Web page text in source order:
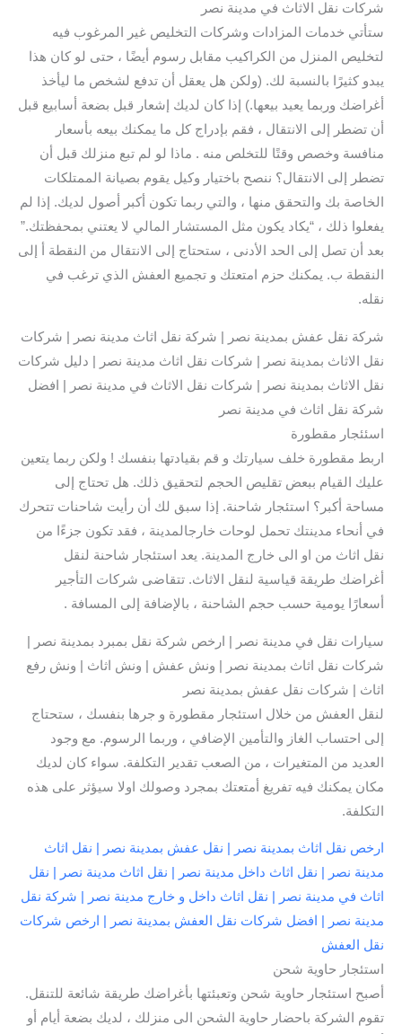
شركات نقل الاثاث في مدينة نصر
ستأتي خدمات المزادات وشركات التخليص غير المرغوب فيه
لتخليص المنزل من الكراكيب مقابل رسوم أيضًا ، حتى لو كان هذا
يبدو كثيرًا بالنسبة لك. (ولكن هل يعقل أن تدفع لشخص ما ليأخذ
أغراضك وربما يعيد بيعها.) إذا كان لديك إشعار قبل بضعة أسابيع قبل
أن تضطر إلى الانتقال ، فقم بإدراج كل ما يمكنك بيعه بأسعار
منافسة وخصص وقتًا للتخلص منه . ماذا لو لم تبع منزلك قبل أن
تضطر إلى الانتقال؟ ننصح باختيار وكيل يقوم بصيانة الممتلكات
الخاصة بك والتحقق منها ، والتي ربما تكون أكبر أصول لديك. إذا لم
يفعلوا ذلك ، “يكاد يكون مثل المستشار المالي لا يعتني بمحفظتك.”
بعد أن تصل إلى الحد الأدنى ، ستحتاج إلى الانتقال من النقطة أ إلى
النقطة ب. يمكنك حزم امتعتك و تجميع العفش الذي ترغب في
نقله.
شركة نقل عفش بمدينة نصر | شركة نقل اثاث مدينة نصر | شركات
نقل الاثاث بمدينة نصر | شركات نقل اثاث مدينة نصر | دليل شركات
نقل الاثاث بمدينة نصر | شركات نقل الاثاث في مدينة نصر | افضل
شركة نقل اثاث في مدينة نصر
اسئئجار مقطورة
اربط مقطورة خلف سيارتك و قم بقيادتها بنفسك ! ولكن ربما يتعين
عليك القيام ببعض تقليص الحجم لتحقيق ذلك. هل تحتاج إلى
مساحة أكبر؟ استئجار شاحنة. إذا سبق لك أن رأيت شاحنات تتحرك
في أنحاء مدينتك تحمل لوحات خارجالمدينة ، فقد تكون جزءًا من
نقل اثاث من او الى خارج المدينة. يعد استئجار شاحنة لنقل
أغراضك طريقة قياسية لنقل الاثاث. تتقاضى شركات التأجير
أسعارًا يومية حسب حجم الشاحنة ، بالإضافة إلى المسافة .
سيارات نقل في مدينة نصر | ارخص شركة نقل بمبرد بمدينة نصر |
شركات نقل اثاث بمدينة نصر | ونش عفش | ونش اثاث | ونش رفع
اثاث | شركات نقل عفش بمدينة نصر
لنقل العفش من خلال استئجار مقطورة و جرها بنفسك ، ستحتاج
إلى احتساب الغاز والتأمين الإضافي ، وربما الرسوم. مع وجود
العديد من المتغيرات ، من الصعب تقدير التكلفة. سواء كان لديك
مكان يمكنك فيه تفريغ أمتعتك بمجرد وصولك اولا سيؤثر على هذه
التكلفة.
ارخص نقل اثاث بمدينة نصر | نقل عفش بمدينة نصر | نقل اثاث
مدينة نصر | نقل اثاث داخل مدينة نصر | نقل اثاث مدينة نصر | نقل
اثاث في مدينة نصر | نقل اثاث داخل و خارج مدينة نصر | شركة نقل
مدينة نصر | افضل شركات نقل العفش بمدينة نصر | ارخص شركات
نقل العفش
استئجار حاوية شحن
أصبح استئجار حاوية شحن وتعبئتها بأغراضك طريقة شائعة للتنقل.
تقوم الشركة باحضار حاوية الشحن الى منزلك ، لديك بضعة أيام أو